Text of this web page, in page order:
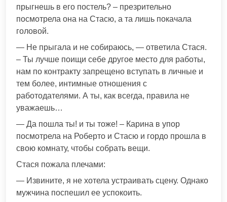
прыгнешь в его постель? – презрительно
посмотрела она на Стасю, а та лишь покачала
головой.
— Не прыгала и не собираюсь, — ответила Стася.
– Ты лучше поищи себе другое место для работы,
нам по контракту запрещено вступать в личные и
тем более, интимные отношения с
работодателями. А ты, как всегда, правила не
уважаешь…
— Да пошла ты! и ты тоже! – Карина в упор
посмотрела на Роберто и Стасю и гордо прошла в
свою комнату, чтобы собрать вещи.
Стася пожала плечами:
— Извините, я не хотела устраивать сцену. Однако
мужчина поспешил ее успокоить.